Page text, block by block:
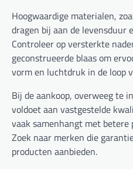
Hoogwaardige materialen,
dragen bij aan de levensduur
Controleer op versterkte
geconstrueerde blaas om
vorm en luchtdruk in de loop
Bij de aankoop, overweeg te
voldoet aan vastgestelde
vaak samenhangt met
Zoek naar merken die
producten aanbieden.